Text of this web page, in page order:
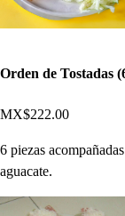
Orden de Tostadas
MX$222.00
6 piezas
aguacate.